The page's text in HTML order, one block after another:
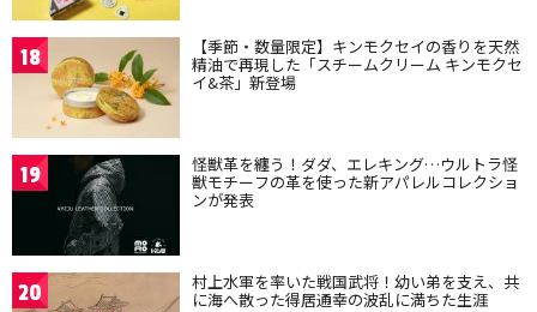
18 【季節・数量限定】キンモクセイの香りを天然
精油で再現した「スチームクリーム キンモクセ
イ&茶」新登場
19 怪獣革を纏う！ダダ、エレキング…ウルトラ怪
獣モチーフの革を使った新アパレルコレクショ
ンが発表
20 村上水軍を率いた戦国武将！幼い弟を支え、共
に海へ散った得居通幸の波乱に満ちた生涯